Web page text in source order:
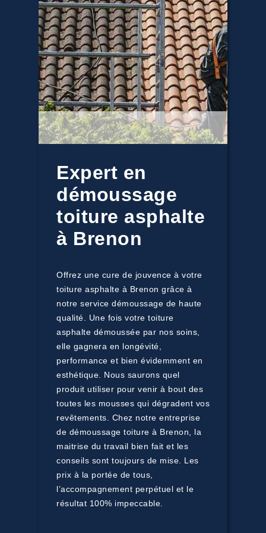
Expert en
démoussage
toiture asphalte
à Brenon
Offrez une cure de jouvence à votre
toiture asphalte à Brenon grâce à
notre service démoussage de haute
qualité. Une fois votre toiture
asphalte démoussée par nos soins,
elle gagnera en longévité,
performance et bien évidemment en
esthétique. Nous saurons quel
produit utiliser pour venir à bout des
toutes les mousses qui dégradent vos
revêtements. Chez notre entreprise
de démoussage toiture à Brenon, la
maitrise du travail bien fait et les
conseils sont toujours de mise. Les
prix à la portée de tous,
l’accompagnement perpétuel et le
résultat 100% impeccable.